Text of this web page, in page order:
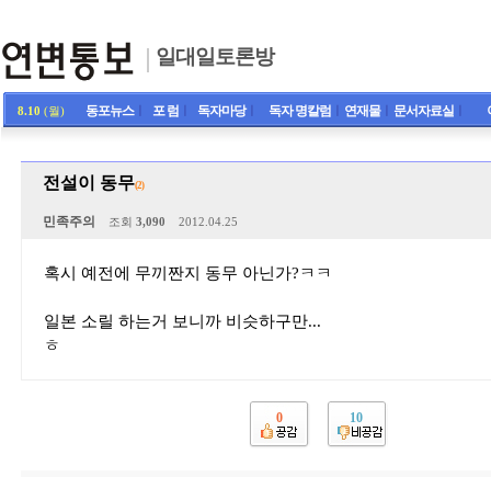
일대일토론방
8.10 (월) 동포뉴스ㅣ 포 럼 독자마당ㅣ 독자 명칼럼 연재물ㅣ 문서자료실
전설이 동무(2)
민족주의 조회 3,090 2012.04.25
혹시 예전에 무끼짠지 동무 아닌가?ㅋㅋ
일본 소릴 하는거 보니까 비슷하구만...
ㅎ
0 10